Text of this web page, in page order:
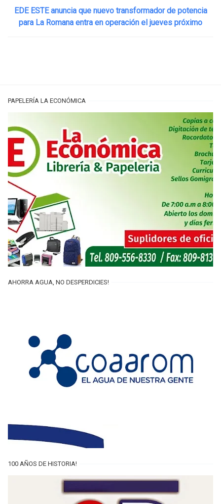
EDE ESTE anuncia que nuevo transformador de potencia
para La Romana entra en operación el jueves próximo
PAPELERÍA LA ECONÓMICA
AHORRA AGUA, NO DESPERDICIES!
100 AÑOS DE HISTORIA!